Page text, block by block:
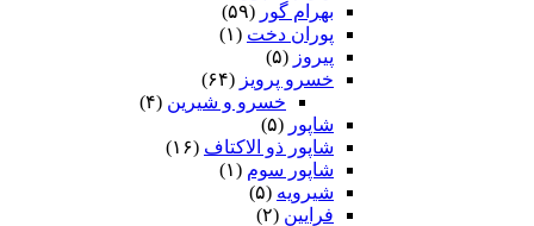
بهرام گور (۵۹)
پوران دخت (۱)
پیروز (۵)
خسرو پرویز (۶۴)
خسرو و شیرین (۴)
شاپور (۵)
شاپور ذو الاکتاف (۱۶)
شاپور سوم‏ (۱)
شیرویه (۵)
فرایین (۲)